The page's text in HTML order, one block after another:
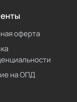
оферта
на ОПД